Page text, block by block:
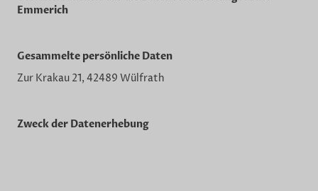
Emmerich
Gesammelte persönliche Daten
Zur Krakau 21, 42489 Wülfrath
Zweck der Datenerhebung